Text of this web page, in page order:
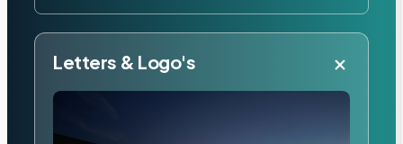
Letters & Logo's +